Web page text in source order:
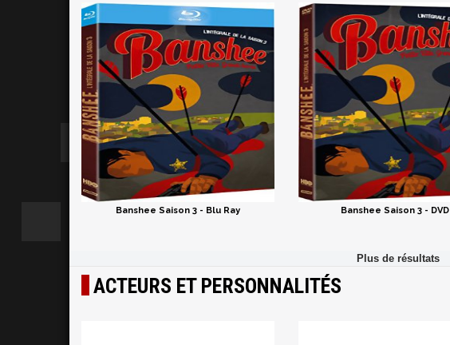
Banshee Saison 3 - Blu Ray Banshee Saison 3 - DVD
ACTEURS ET PERSONNALITÉS